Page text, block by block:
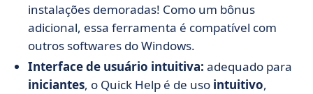
instalações demoradas! Como um bônus
adicional, essa ferramenta é compatível com
outros softwares do Windows.
Interface de usuário intuitiva: adequado para
iniciantes, o Quick Help é de uso intuitivo,